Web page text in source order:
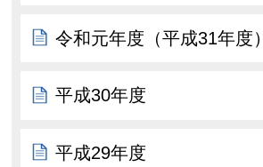
令和元年度（平成31年度）
平成30年度
平成29年度